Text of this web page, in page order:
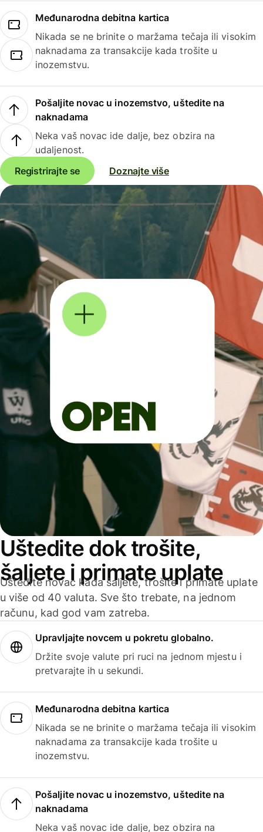
Međunarodna debitna kartica
Nikada se ne brinite o maržama tečaja ili visokim
naknadama za transakcije kada trošite u
inozemstvu.
Pošaljite novac u inozemstvo, uštedite na
naknadama
Neka vaš novac ide dalje, bez obzira na
udaljenost.
Registrirajte se
Doznajte više
Uštedite dok trošite,
šaljete i primate uplate
Uštedite novac kada šaljete, trošite i primate uplate
u više od 40 valuta. Sve što trebate, na jednom
računu, kad god vam zatreba.
Upravljajte novcem u pokretu globalno.
Držite svoje valute pri ruci na jednom mjestu i
pretvarajte ih u sekundi.
Međunarodna debitna kartica
Nikada se ne brinite o maržama tečaja ili visokim
naknadama za transakcije kada trošite u
inozemstvu.
Pošaljite novac u inozemstvo, uštedite na
naknadama
Neka vaš novac ide dalje, bez obzira na